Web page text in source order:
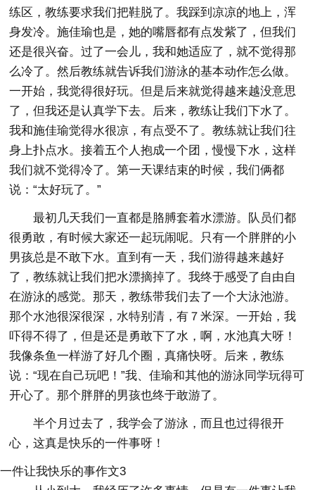
练区，教练要求我们把鞋脱了。我踩到凉凉的地上，浑
身发冷。施佳瑜也是，她的嘴唇都有点发紫了，但我们
还是很兴奋。过了一会儿，我和她适应了，就不觉得那
么冷了。然后教练就告诉我们游泳的基本动作怎么做。
一开始，我觉得很好玩。但是后来就觉得越来越没意思
了，但我还是认真学下去。后来，教练让我们下水了。
我和施佳瑜觉得水很凉，有点受不了。教练就让我们往
身上扑点水。接着五个人抱成一个团，慢慢下水，这样
我们就不觉得冷了。第一天课结束的时候，我们俩都
说：“太好玩了。”
最初几天我们一直都是胳膊套着水漂游。队员们都
很勇敢，有时候大家还一起玩闹呢。只有一个胖胖的小
男孩总是不敢下水。直到有一天，我们游得越来越好
了，教练就让我们把水漂摘掉了。我终于感受了自由自
在游泳的感觉。那天，教练带我们去了一个大泳池游。
那个水池很深很深，水特别清，有７米深。一开始，我
吓得不得了，但是还是勇敢下了水，啊，水池真大呀！
我像条鱼一样游了好几个圈，真痛快呀。后来，教练
说：“现在自己玩吧！”我、佳瑜和其他的游泳同学玩得可
开心了。那个胖胖的男孩也终于敢游了。
半个月过去了，我学会了游泳，而且也过得很开
心，这真是快乐的一件事呀！
一件让我快乐的事作文3